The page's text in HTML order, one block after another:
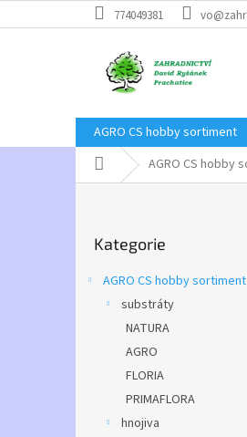
na
774049381
AGRO CS hobby sortiment
Domů AGRO CS hobby
kategorie
Kategorie
AGRO CS hobby sortiment
substráty
NATURA
AGRO
FLORIA
PRIMAFLORA
hnojiva